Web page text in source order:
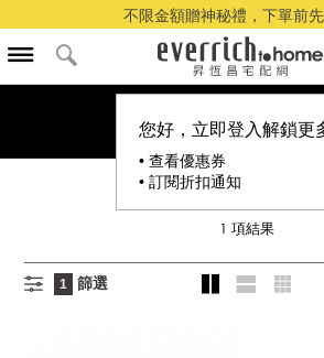
不限金額贈神秘禮，下單前
您好，立即登入解鎖更
• 查看優惠券
• 訂閱折扣通知
涵碧美饌
1 項結果
1 篩選